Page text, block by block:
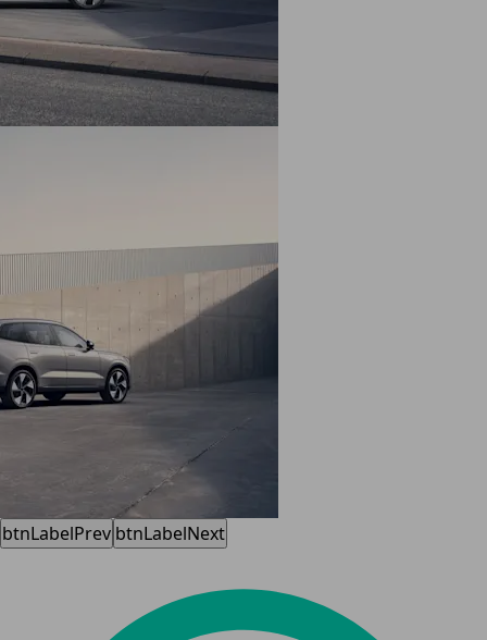
btnLabelPrev btnLabelNext